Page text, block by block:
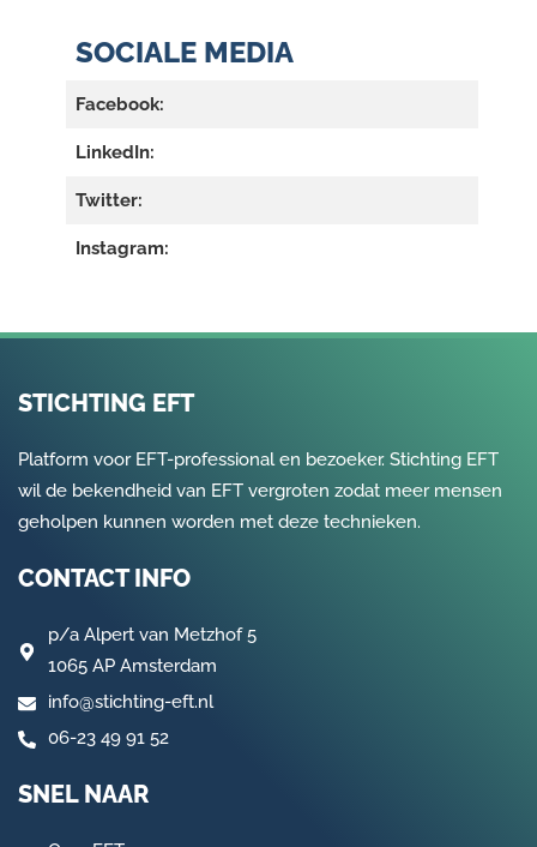
SOCIALE MEDIA
Facebook:
LinkedIn:
Twitter:
Instagram:
STICHTING EFT
Platform voor EFT-professional en bezoeker. Stichting EFT
wil de bekendheid van EFT vergroten zodat meer mensen
geholpen kunnen worden met deze technieken.
CONTACT INFO
p/a Alpert van Metzhof 5
1065 AP Amsterdam
info@stichting-eft.nl
06-23 49 91 52
SNEL NAAR